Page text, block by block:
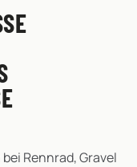
D
Rennrad, Gravel